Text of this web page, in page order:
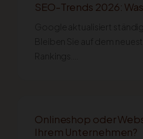
SEO-Trends 2026:
Onlineshop oder
Ihrem Unternehmen?